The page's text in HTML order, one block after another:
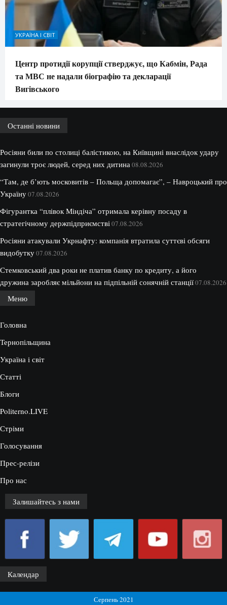
УКРАЇНА І СВІТ
Центр протидії корупції стверджує, що Кабмін, Рада
та МВС не надали біографію та декларації
Вигівського
Останні новини
Росіяни били по столиці балістикою, на Київщині внаслідок удару
загинули троє людей, серед них дитина 08.08.2026
“Там, де б’ють московитів – Польща допомагає”, – Навроцький про
Україну07.08.2026
Фігурантка “плівок Міндіча” отримала керівну посаду в
стратегічному держпідприємстві 07.08.2026
Росіяни атакували Укрнафту: компанія втратила суттєві обсяги
видобутку07.08.2026
Стемковський два роки не платив банку по кредиту, а його
дружина заробляє мільйони на підпільній сонячній станції07.08.2026
Меню
Головна
Тернопільщина
Україна і світ
Статті
Блоги
Politerno.LIVE
Стріми
Голосування
Прес-релізи
Про нас
Залишайтесь з нами
Календар
Серпень 2021